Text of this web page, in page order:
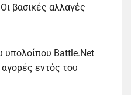
βασικές αλλαγές
υπολοίπου Battle.Net
εντός του